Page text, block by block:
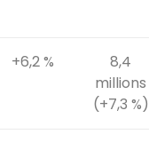
+6,2 %
8,4
millions
(+7,3 %)